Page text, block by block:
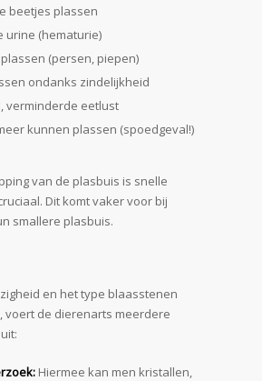
beetjes plassen
urine (hematurie)
(persen, piepen)
ondanks zindelijkheid
verminderde eetlust
kunnen plassen (spoedgeval!)
van de plasbuis is snelle
Dit komt vaker voor bij
smallere plasbuis.
en het type blaasstenen
voert de dierenarts meerdere
Hiermee kan men kristallen,